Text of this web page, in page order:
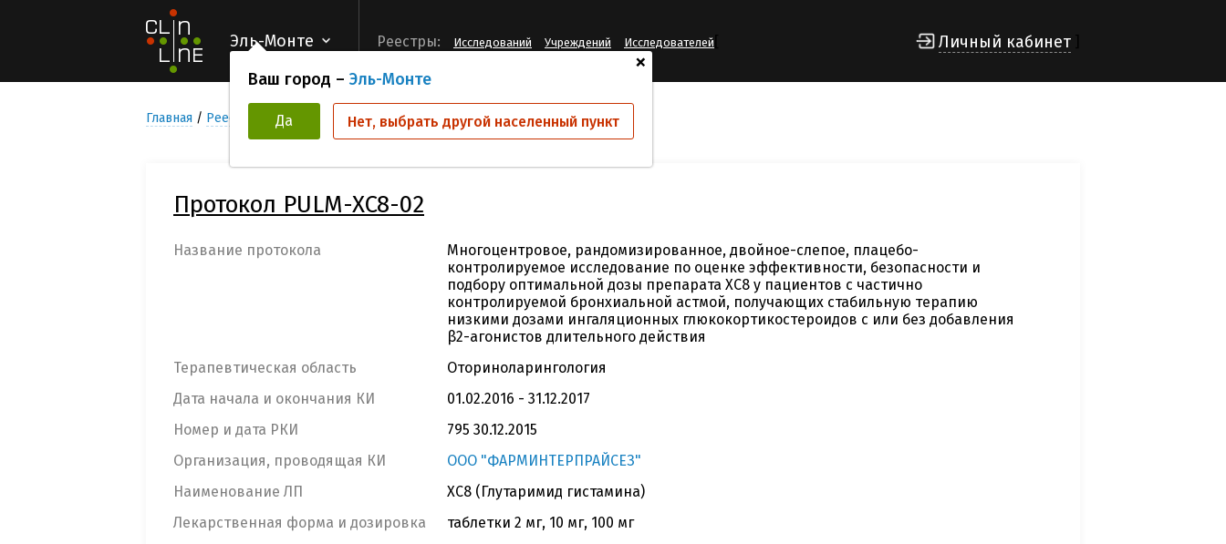
Эль-Монте
+
Ваш город – Эль-Монте
Да Нет, выбрать другой населенный пункт
Реестры: Исследований Учреждений Исследователей Личный кабинет
Главная Реестр Клинических исследований PULM-XC8-02
Протокол PULM-XC8-02
Название протокола
Многоцентровое, рандомизированное, двойное-слепое, плацебо-
контролируемое исследование по оценке эффективности, безопасности и
подбору оптимальной дозы препарата ХС8 у пациентов с частично
контролируемой бронхиальной астмой, получающих стабильную терапию
низкими дозами ингаляционных глюкокортикостероидов с или без добавления
β2-агонистов длительного действия
Терапевтическая область
Оториноларингология
Дата начала и окончания КИ
01.02.2016 - 31.12.2017
Номер и дата РКИ
795 30.12.2015
Организация, проводящая КИ
ООО "ФАРМИНТЕРПРАЙСЕЗ"
Наименование ЛП
XC8 (Глутаримид гистамина)
Лекарственная форма и дозировка
таблетки 2 мг, 10 мг, 100 мг